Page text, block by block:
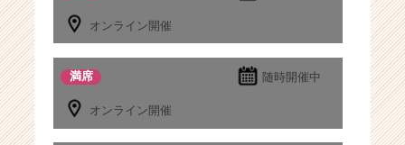
ス
が
届
オンライン開催
随時開催中
満席
オンライン開催